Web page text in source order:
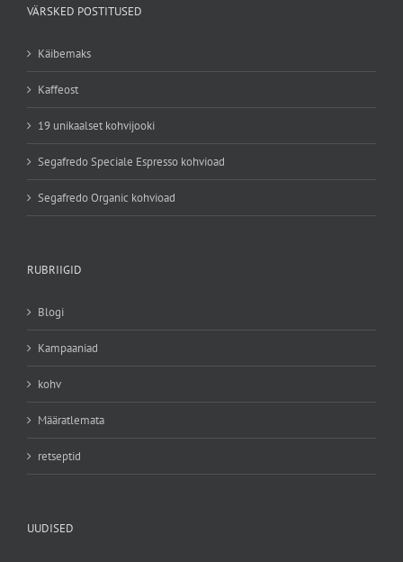
VÄRSKED POSTITUSED
Käibemaks
Kaffeost
19 unikaalset kohvijooki
Segafredo Speciale Espresso kohvioad
Segafredo Organic kohvioad
RUBRIIGID
Blogi
Kampaaniad
kohv
Määratlemata
retseptid
UUDISED